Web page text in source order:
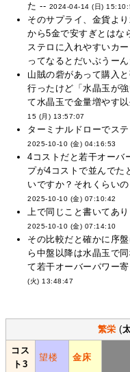
た -- 2024-04-14 (日)
そのサプライ、金貨よ
から5金で安すぎとはな
ステロに入れやすいカ
ってなるとだいぶうー
山賊の砦があって購入
行ったけど「水晶玉が
て水晶玉で金量増やす
15 (月) 13:57:07
ターミナルドローでス
2025-10-10 (金) 04:16:53
4コストだと若干オーバ
プが4コストで並んでた
いですか？それくらい
2025-10-10 (金) 07:10:42
上で同じこと書いてあ
2025-10-10 (金) 07:14:10
その比較だと確かに序
ら中盤以降は水晶玉で
て若干オーバーパワー
(火) 13:48:47
繁栄 (
コス
ト3
望楼 金床